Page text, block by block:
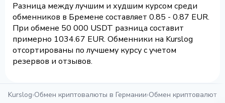
Разница между лучшим и худшим курсом среди
обменников в Бремене составляет 0.85 - 0.87 EUR.
При обмене 50 000 USDT разница составит
примерно 1034.67 EUR. Обменники на Kurslog
отсортированы по лучшему курсу с учетом
резервов и отзывов.
Kurslog›Обмен криптовалюты в Германии›Обмен криптовалюты